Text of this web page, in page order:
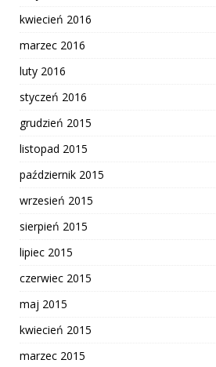
kwiecień 2016
marzec 2016
luty 2016
styczeń 2016
grudzień 2015
listopad 2015
październik 2015
wrzesień 2015
sierpień 2015
lipiec 2015
czerwiec 2015
maj 2015
kwiecień 2015
marzec 2015